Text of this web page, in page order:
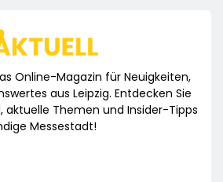
Online-Magazin für Neuigkeiten,
aus Leipzig. Entdecken Sie
aktuelle Themen und Insider-Tipps
Messestadt!